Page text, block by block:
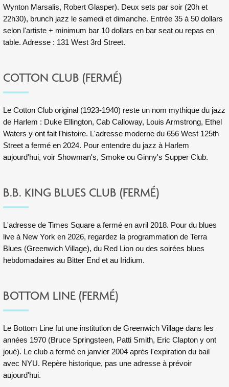
Wynton Marsalis, Robert Glasper). Deux sets par soir (20h et
22h30), brunch jazz le samedi et dimanche. Entrée 35 à 50 dollars
selon l'artiste + minimum bar 10 dollars en bar seat ou repas en
table. Adresse : 131 West 3rd Street.
COTTON CLUB (FERMÉ)
Le Cotton Club original (1923-1940) reste un nom mythique du jazz
de Harlem : Duke Ellington, Cab Calloway, Louis Armstrong, Ethel
Waters y ont fait l'histoire. L'adresse moderne du 656 West 125th
Street a fermé en 2024. Pour entendre du jazz à Harlem
aujourd'hui, voir Showman's, Smoke ou Ginny's Supper Club.
B.B. KING BLUES CLUB (FERMÉ)
L'adresse de Times Square a fermé en avril 2018. Pour du blues
live à New York en 2026, regardez la programmation de Terra
Blues (Greenwich Village), du Red Lion ou des soirées blues
hebdomadaires au Bitter End et au Iridium.
BOTTOM LINE (FERMÉ)
Le Bottom Line fut une institution de Greenwich Village dans les
années 1970 (Bruce Springsteen, Patti Smith, Eric Clapton y ont
joué). Le club a fermé en janvier 2004 après l'expiration du bail
avec NYU. Repère historique, pas une adresse à prévoir
aujourd'hui.